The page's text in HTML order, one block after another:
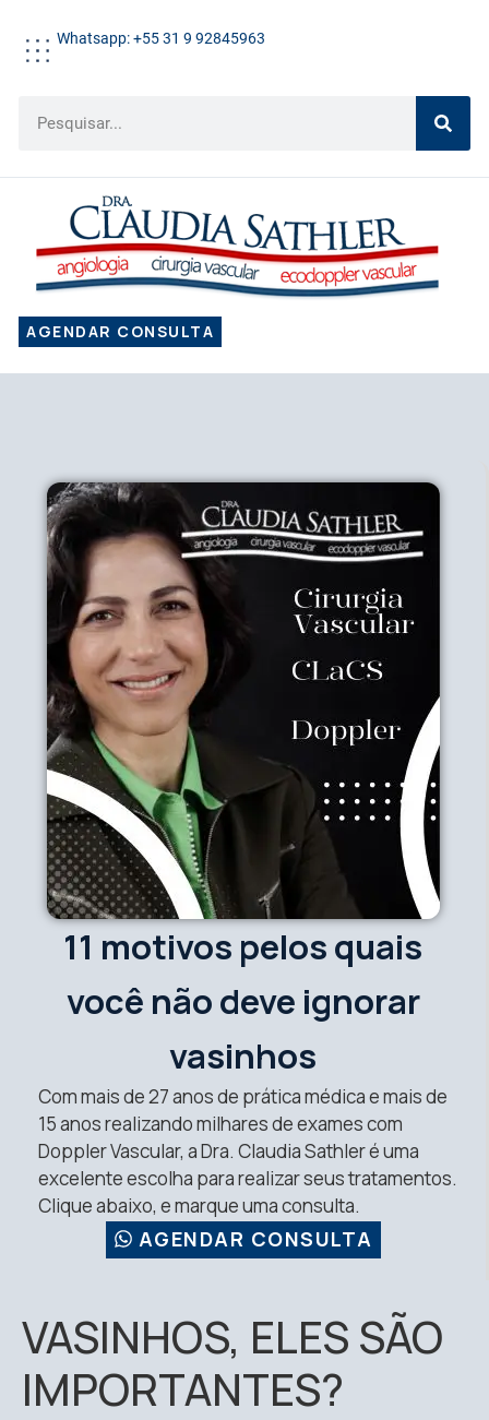
Whatsapp: +55 31 9 92845963
AGENDAR CONSULTA
11 motivos pelos quais
você não deve ignorar
vasinhos
Com mais de 27 anos de prática médica e mais de
15 anos realizando milhares de exames com
Doppler Vascular, a Dra. Claudia Sathler é uma
excelente escolha para realizar seus tratamentos.
Clique abaixo, e marque uma consulta.
AGENDAR CONSULTA
VASINHOS, ELES SÃO
IMPORTANTES?